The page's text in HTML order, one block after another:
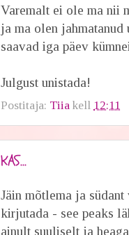
Varemalt ei ole ma nii
ja ma olen jahmatanud
saavad iga päev
Julgust unistada!
Postitaja: Tiia kell 12:11
KAS...
Jäin mõtlema ja
kirjutada - see peaks
ainult suuliselt ja